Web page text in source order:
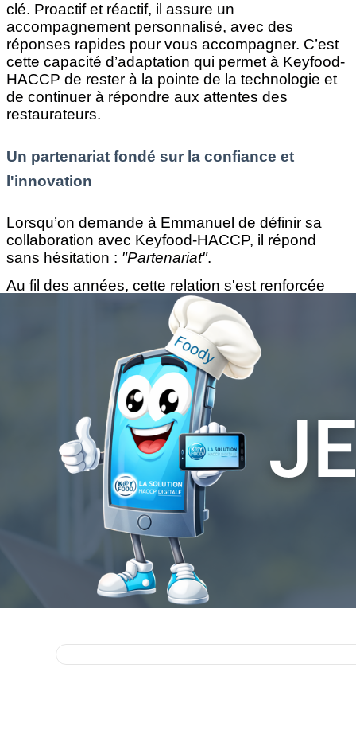
clé. Proactif et réactif, il assure un
accompagnement personnalisé, avec des
réponses rapides pour vous accompagner. C’est
cette capacité d’adaptation qui permet à Keyfood-
HACCP de rester à la pointe de la technologie et
de continuer à répondre aux attentes des
restaurateurs.
Un partenariat fondé sur la confiance et
l'innovation
Lorsqu’on demande à Emmanuel de définir sa
collaboration avec Keyfood-HACCP, il répond
sans hésitation : "Partenariat".
Au fil des années, cette relation s'est renforcée
grâce à un engagement mutuel : Keyfood innove,
Emmanuel optimise son organisation, et ses
équipes peuvent se concentrer sur ce qu'elles
font de mieux : régaler leurs clients.
Envie de découvrir Keyfood-HACCP ?
Comme Emmanuel, rejoignez la communauté des
restaurateurs qui ont choisi Keyfood-HACCP pour
allier performance, traçabilité et tranquillité d'esprit.
📅 Demandez dès aujourd'hui votre démo
personnalisée.